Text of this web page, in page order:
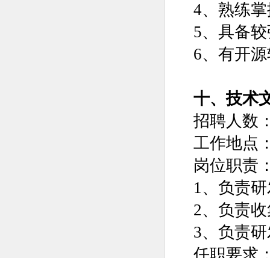
4、熟练
5、具备
6、有开
十、技术
招聘人数
工作地点
岗位职责
1、负责
2、负责
3、负责
任职要求